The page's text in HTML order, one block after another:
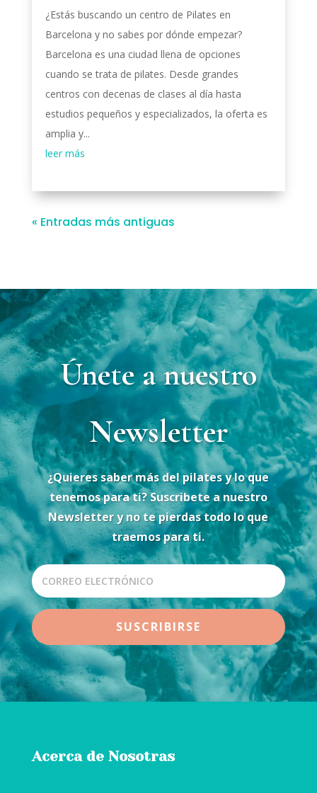
¿Estás buscando un centro de Pilates en
Barcelona y no sabes por dónde empezar?
Barcelona es una ciudad llena de opciones
cuando se trata de pilates. Desde grandes
centros con decenas de clases al día hasta
estudios pequeños y especializados, la oferta es
amplia y...
leer más
« Entradas más antiguas
Únete a nuestro
Newsletter
¿Quieres saber más del pilates y lo que
tenemos para ti? Suscribete a nuestro
Newsletter y no te pierdas todo lo que
traemos para ti.
SUSCRIBIRSE
Acerca de Nosotras